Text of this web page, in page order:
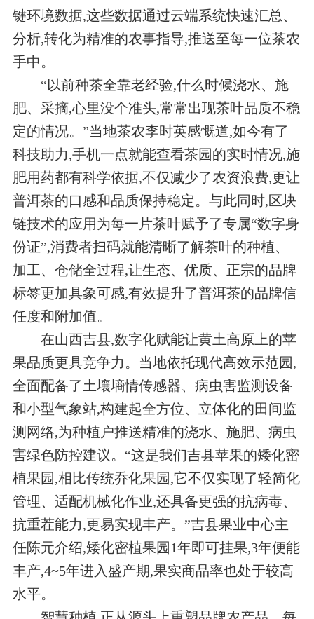
键环境数据,这些数据通过云端系统快速汇总、
分析,转化为精准的农事指导,推送至每一位茶农
手中。
“以前种茶全靠老经验,什么时候浇水、施
肥、采摘,心里没个准头,常常出现茶叶品质不稳
定的情况。”当地茶农李时英感慨道,如今有了
科技助力,手机一点就能查看茶园的实时情况,施
肥用药都有科学依据,不仅减少了农资浪费,更让
普洱茶的口感和品质保持稳定。与此同时,区块
链技术的应用为每一片茶叶赋予了专属“数字身
份证”,消费者扫码就能清晰了解茶叶的种植、
加工、仓储全过程,让生态、优质、正宗的品牌
标签更加具象可感,有效提升了普洱茶的品牌信
任度和附加值。
在山西吉县,数字化赋能让黄土高原上的苹
果品质更具竞争力。当地依托现代高效示范园,
全面配备了土壤墒情传感器、病虫害监测设备
和小型气象站,构建起全方位、立体化的田间监
测网络,为种植户推送精准的浇水、施肥、病虫
害绿色防控建议。“这是我们吉县苹果的矮化密
植果园,相比传统乔化果园,它不仅实现了轻简化
管理、适配机械化作业,还具备更强的抗病毒、
抗重茬能力,更易实现丰产。”吉县果业中心主
任陈元介绍,矮化密植果园1年即可挂果,3年便能
丰产,4~5年进入盛产期,果实商品率也处于较高
水平。